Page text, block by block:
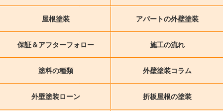
屋根塗装 アパートの外壁塗装
保証＆アフターフォロー 施工の流れ
塗料の種類 外壁塗装コラム
外壁塗装ローン 折板屋根の塗装